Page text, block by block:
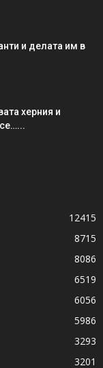
и делата им в
херния и
12415
8715
8086
6519
6056
5986
3293
3201